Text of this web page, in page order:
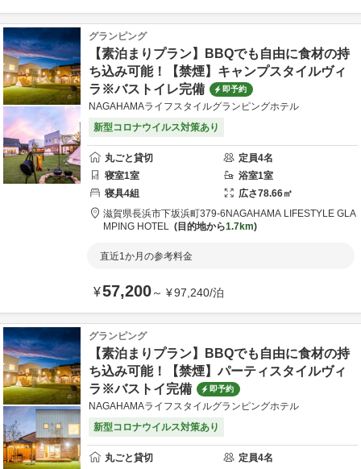
グランピング
【素泊まりプラン】BBQでも自由に食材の持
ち込み可能！【禁煙】キャンプスタイルヴィ
ラ※バストイレ完備
即予約
NAGAHAMAライフスタイルグランピングホテル
新型コロナウイルス対策あり
丸ごと貸切 定員4名
寝室1室 浴室1室
寝具4組 広さ78.66㎡
滋賀県長浜市下坂浜町379-6 NAGAHAMA LIFESTYLE GLA
MPING HOTEL
目的地から1.7km
直近1か月の参考料金
¥57,200～ ¥97,240/泊
グランピング
【素泊まりプラン】BBQでも自由に食材の持
ち込み可能！【禁煙】パーティスタイルヴィ
ラ※バストイ完備
即予約
NAGAHAMAライフスタイルグランピングホテル
新型コロナウイルス対策あり
丸ごと貸切 定員4名